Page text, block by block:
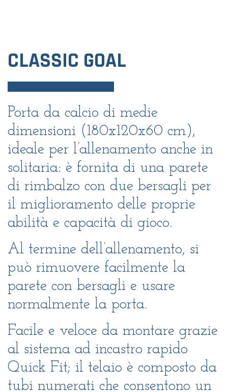
CLASSIC GOAL
Porta da calcio di medie
dimensioni (180x120x60 cm),
ideale per l’allenamento anche in
solitaria: è fornita di una parete
di rimbalzo con due bersagli per
il miglioramento delle proprie
abilità e capacità di gioco.
Al termine dell’allenamento, si
può rimuovere facilmente la
parete con bersagli e usare
normalmente la porta.
Facile e veloce da montare grazie
al sistema ad incastro rapido
Quick Fit; il telaio è composto da
tubi numerati che consentono un